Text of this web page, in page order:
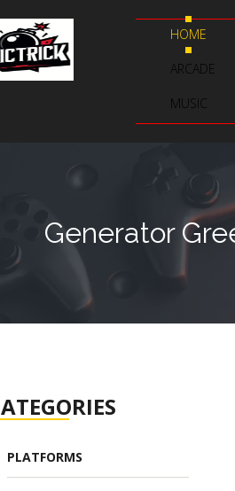
HOME
ARCADE
MUSIC
Generator
ATEGORIES
PLATFORMS